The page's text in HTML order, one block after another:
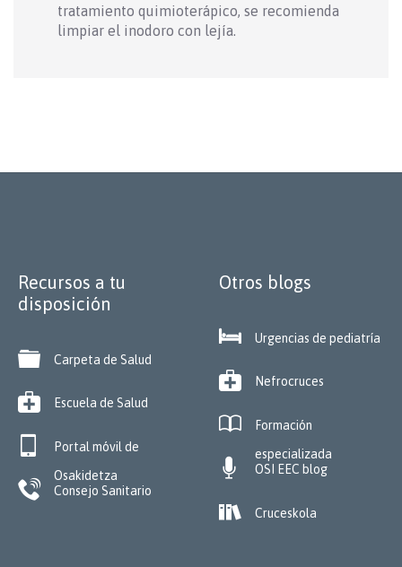
tratamiento quimioterápico, se recomienda
limpiar el inodoro con lejía.
Recursos a tu
disposición
 Carpeta de Salud
 Escuela de Salud

Portal móvil de
Osakidetza
 Consejo Sanitario
Otros blogs
 Urgencias de pediatría
 Nefrocruces

Formación
especializada
 OSI EEC blog
 Cruceskola